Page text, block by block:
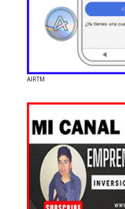
AIRTM